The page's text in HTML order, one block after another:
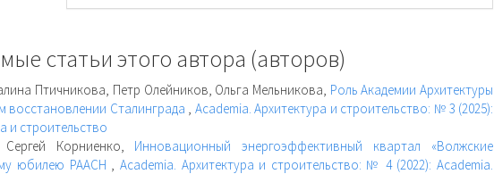
статьи этого автора (авторов)
Птичникова, Петр Олейников, Ольга Мельникова, Роль Академии Архитектуры
восстановлении Сталинграда , Academia. Архитектура и строительство: № 3 (2025):
и строительство
Корниенко, Инновационный энергоэффективный квартал «Волжские
юбилею РААСН , Academia. Архитектура и строительство: № 4 (2022): Academia.